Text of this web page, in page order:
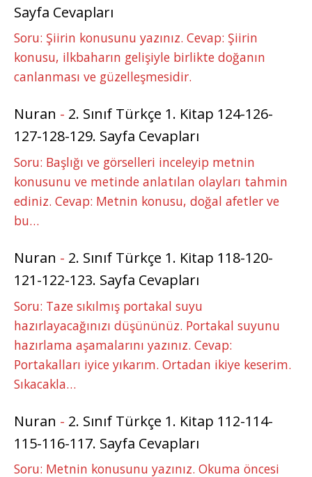
Sayfa Cevapları
Soru: Şiirin konusunu yazınız. Cevap: Şiirin
konusu, ilkbaharın gelişiyle birlikte doğanın
canlanması ve güzelleşmesidir.
Nuran - 2. Sınıf Türkçe 1. Kitap 124-126-
127-128-129. Sayfa Cevapları
Soru: Başlığı ve görselleri inceleyip metnin
konusunu ve metinde anlatılan olayları tahmin
ediniz. Cevap: Metnin konusu, doğal afetler ve
bu…
Nuran - 2. Sınıf Türkçe 1. Kitap 118-120-
121-122-123. Sayfa Cevapları
Soru: Taze sıkılmış portakal suyu
hazırlayacağınızı düşününüz. Portakal suyunu
hazırlama aşamalarını yazınız. Cevap:
Portakalları iyice yıkarım. Ortadan ikiye keserim.
Sıkacakla…
Nuran - 2. Sınıf Türkçe 1. Kitap 112-114-
115-116-117. Sayfa Cevapları
Soru: Metnin konusunu yazınız. Okuma öncesi